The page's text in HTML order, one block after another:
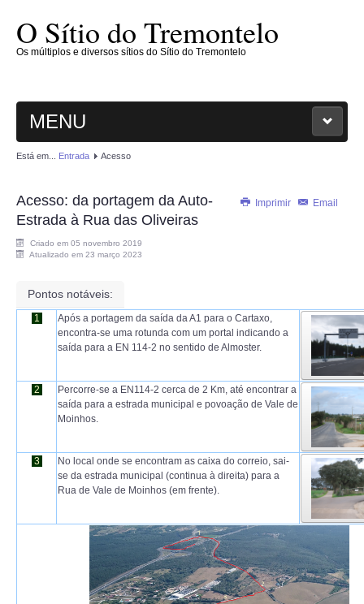
O Sítio do Tremontelo
Os múltiplos e diversos sítios do Sítio do Tremontelo
MENU
ENTRADA
O SÍTIO
PLANTAE
MAGNOLIOPHYTAE
FUNGI
PROCESSOS
VISITAS
ACERCA DE
Está em... Entrada Acesso
Imprimir Email
Acesso: da portagem da Auto-
Estrada à Rua das Oliveiras
Criado em 05 novembro 2019
Atualizado em 23 março 2023
Pontos notáveis:
1
Após a portagem da saída da A1 para o Cartaxo,
encontra-se uma rotunda com um portal indicando a
saída para a EN 114-2 no sentido de Almoster.
2
Percorre-se a EN114-2 cerca de 2 Km, até encontrar a
saída para a estrada municipal e povoação de Vale de
Moinhos.
3
No local onde se encontram as caixa do correio, sai-
se da estrada municipal (continua à direita) para a
Rua de Vale de Moinhos (em frente).